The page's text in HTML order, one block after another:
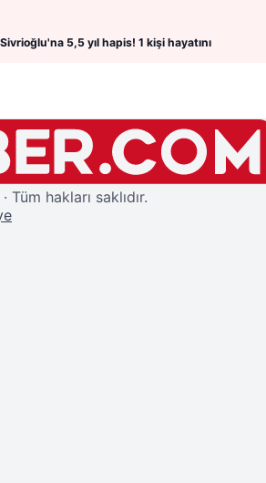
5,5 yıl hapis! 1 kişi hayatını
Tüm hakları saklıdır.